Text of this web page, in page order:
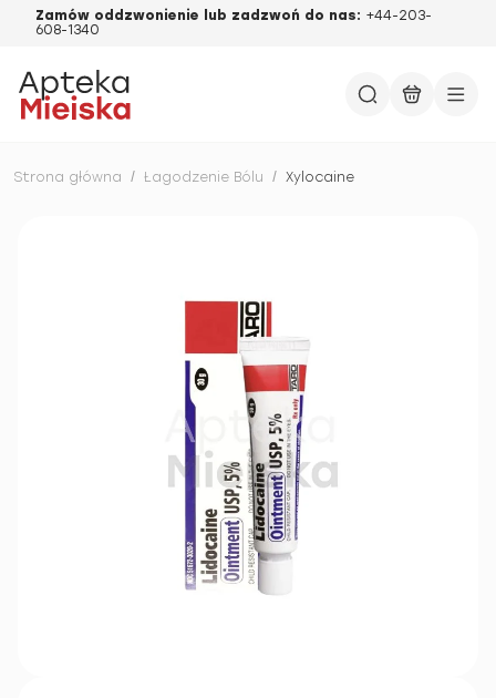
Zamów oddzwonienie lub zadzwoń do nas: +44-203-
608-1340
Strona główna / Łagodzenie Bólu / Xylocaine